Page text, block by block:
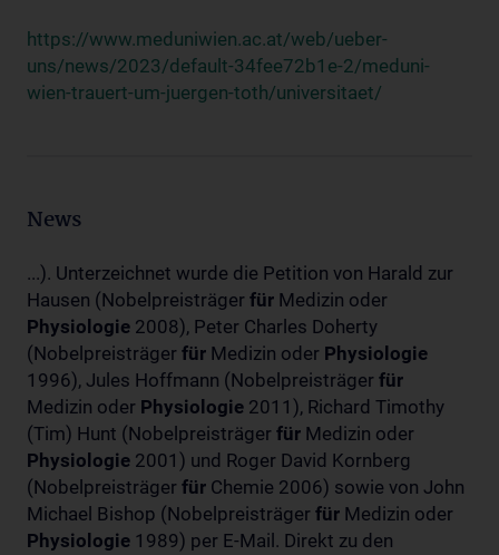
https://www.meduniwien.ac.at/web/ueber-
uns/news/2023/default-34fee72b1e-2/meduni-
wien-trauert-um-juergen-toth/universitaet/
News
...). Unterzeichnet wurde die Petition von Harald zur
Hausen (Nobelpreisträger für Medizin oder
Physiologie 2008), Peter Charles Doherty
(Nobelpreisträger für Medizin oder Physiologie
1996), Jules Hoffmann (Nobelpreisträger für
Medizin oder Physiologie 2011), Richard Timothy
(Tim) Hunt (Nobelpreisträger für Medizin oder
Physiologie 2001) und Roger David Kornberg
(Nobelpreisträger für Chemie 2006) sowie von John
Michael Bishop (Nobelpreisträger für Medizin oder
Physiologie 1989) per E-Mail. Direkt zu den